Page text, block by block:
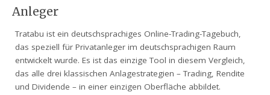
Anleger
Tratabu ist ein deutschsprachiges Online-Trading-Tagebuch,
das speziell für Privatanleger im deutschsprachigen Raum
entwickelt wurde. Es ist das einzige Tool in diesem Vergleich,
das alle drei klassischen Anlagestrategien – Trading, Rendite
und Dividende – in einer einzigen Oberfläche abbildet.